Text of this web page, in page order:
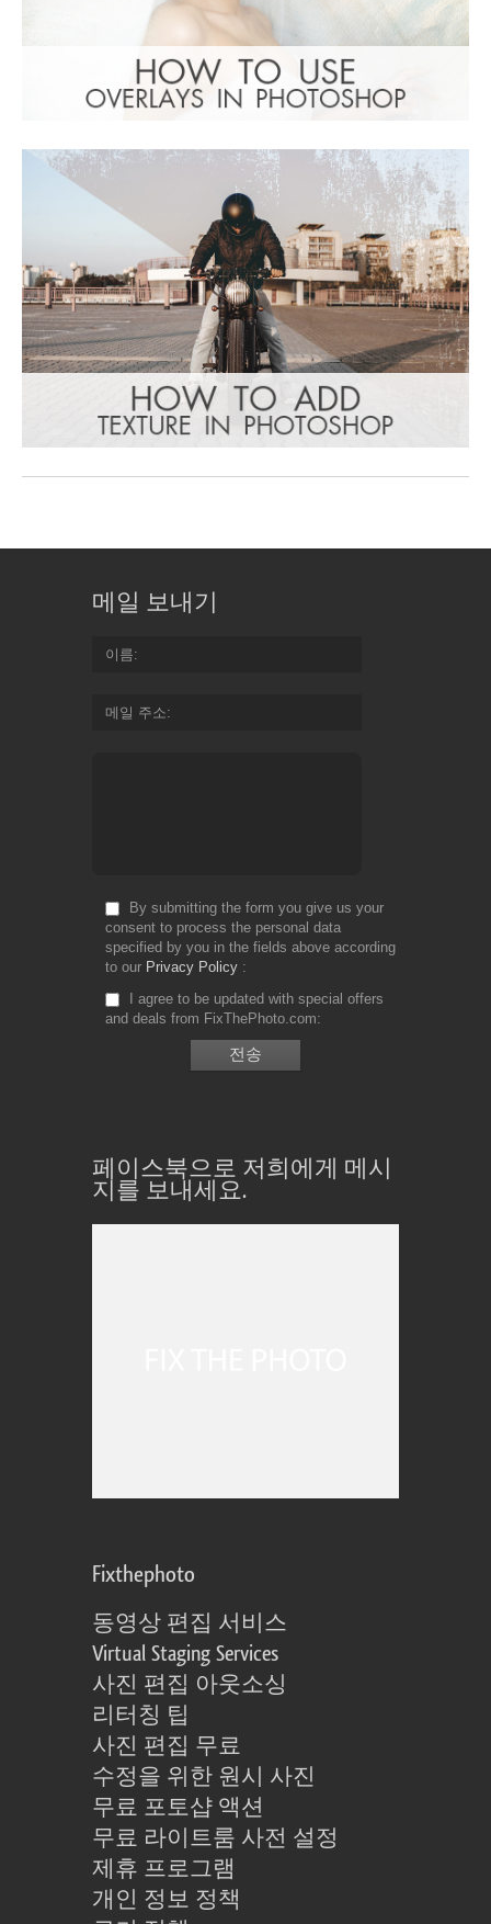
메일 보내기
이름
메일 주소
By submitting the form you give us your
consent to process the personal data
specified by you in the fields above according
to our Privacy Policy
I agree to be updated with special offers
and deals from FixThePhoto.com
페이스북으로 저희에게 메시
지를 보내세요.
Fixthephoto
동영상 편집 서비스
Virtual Staging Services
사진 편집 아웃소싱
리터칭 팁
사진 편집 무료
수정을 위한 원시 사진
무료 포토샵 액션
무료 라이트룸 사전 설정
제휴 프로그램
개인 정보 정책